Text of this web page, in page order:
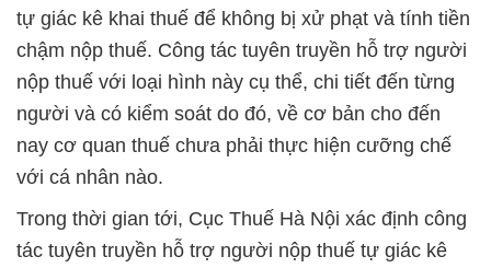
tự giác kê khai thuế để không bị xử phạt và tính tiền
chậm nộp thuế. Công tác tuyên truyền hỗ trợ người
nộp thuế với loại hình này cụ thể, chi tiết đến từng
người và có kiểm soát do đó, về cơ bản cho đến
nay cơ quan thuế chưa phải thực hiện cưỡng chế
với cá nhân nào.
Trong thời gian tới, Cục Thuế Hà Nội xác định công
tác tuyên truyền hỗ trợ người nộp thuế tự giác kê